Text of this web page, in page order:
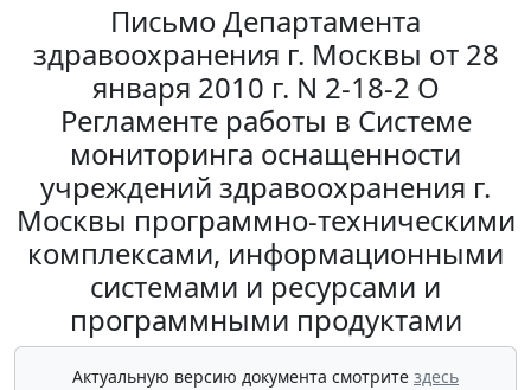
Письмо Департамента
здравоохранения г. Москвы от 28
января 2010 г. N 2-18-2 О
Регламенте работы в Системе
мониторинга оснащенности
учреждений здравоохранения г.
Москвы программно-техническими
комплексами, информационными
системами и ресурсами и
программными продуктами
Актуальную версию документа смотрите здесь